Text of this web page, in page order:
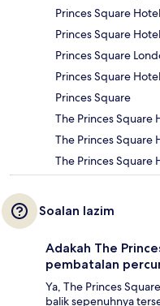
Princes Square Hotel
Princes Square
Princes Square
Princes Square
Princes Square
The Princes Square
The Princes Square
The Princes Square
Soalan lazim
Adakah The
pembatalan
Ya, The Princes
balik sepenuhnya